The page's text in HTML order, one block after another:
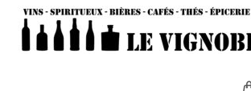
content